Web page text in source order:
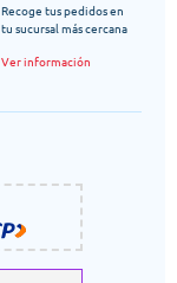
Recoge tus pedidos en
tu sucursal más cercana
Ver información